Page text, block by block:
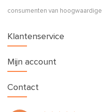
consumenten van
Klantenservice
Mijn account
Contact